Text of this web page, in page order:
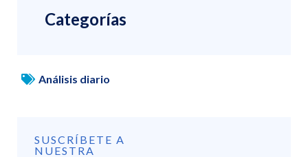
Categorías
Análisis diario
SUSCRÍBETE A
NUESTRA